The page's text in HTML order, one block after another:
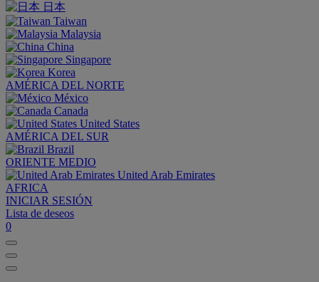
日本
Taiwan
Malaysia
China
Singapore
Korea
AMÉRICA DEL NORTE
México
Canada
United States
AMÉRICA DEL SUR
Brazil
ORIENTE MEDIO
United Arab Emirates
AFRICA
INICIAR SESIÓN
Lista de deseos
0